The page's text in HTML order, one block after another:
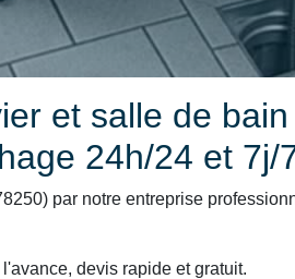
et salle de
24h/24 et 7j/
par notre entreprise
devis rapide et gratuit.